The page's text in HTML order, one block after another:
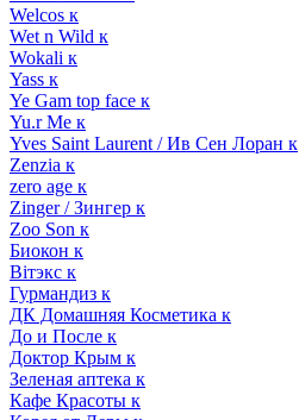
Welcos к
Wet n Wild к
Wokali к
Yass к
Ye Gam top face к
Yu.r Me к
Yves Saint Laurent / Ив Сен Лоран к
Zenzia к
zero age к
Zinger / Зингер к
Zoo Son к
Биокон к
Вiтэкс к
Гурмандиз к
ДК Домашняя Косметика к
До и После к
Доктор Крым к
Зеленая аптека к
Кафе Красоты к